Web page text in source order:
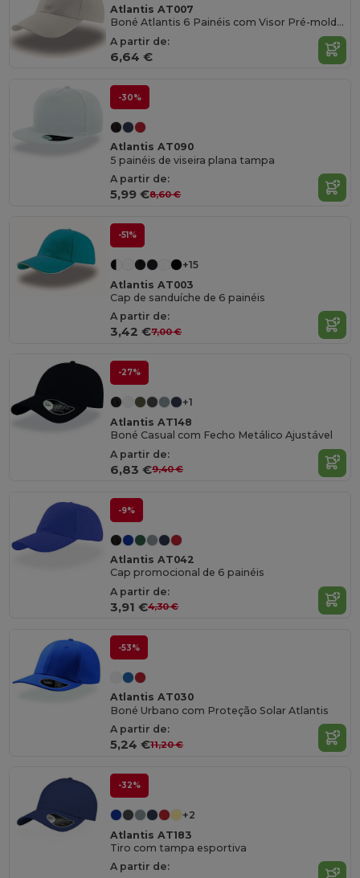
Atlantis AT007
Boné Atlantis 6 Painéis com Visor Pré-moldado
A partir de:
6,64 €
-30%
Atlantis AT090
5 painéis de viseira plana tampa
A partir de:
5,99 €8,60 €
-51%
+15
Atlantis AT003
Cap de sanduíche de 6 painéis
A partir de:
3,42 €7,00 €
-27%
+1
Atlantis AT148
Boné Casual com Fecho Metálico Ajustável
A partir de:
6,83 €9,40 €
-9%
Atlantis AT042
Cap promocional de 6 painéis
A partir de:
3,91 €4,30 €
-53%
Atlantis AT030
Boné Urbano com Proteção Solar Atlantis
A partir de:
5,24 €11,20 €
-32%
+2
Atlantis AT183
Tiro com tampa esportiva
A partir de: